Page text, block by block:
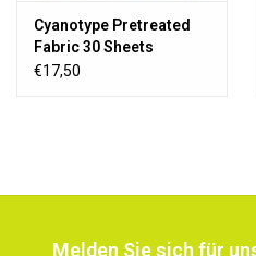
Cyanotype Pretreated
Fabric 30 Sheets
€17,50
Melden Sie sich für